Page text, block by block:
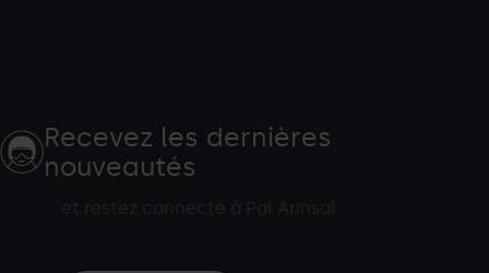
Recevez les dernières
nouveautés